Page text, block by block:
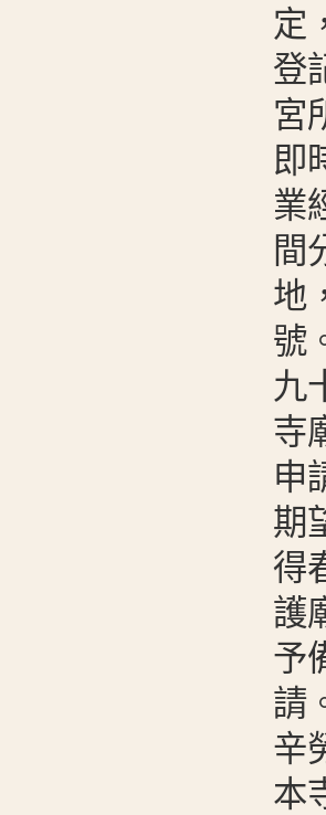
定
登
宮
即
業
間
地
號
九
寺
申
期
得
護
予
請
辛
本